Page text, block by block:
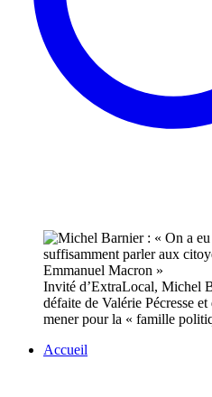
Invité d’ExtraLocal, Michel
défaite de Valérie Pécresse
mener pour la « famille
Accueil